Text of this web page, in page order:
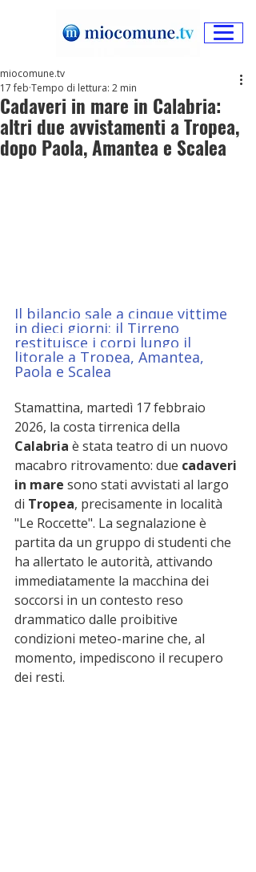
Cadaveri in mare in Calabria:
altri due avvistamenti a Tropea,
dopo Paola, Amantea e Scalea
miocomune.tv
17 feb Tempo di lettura: 2 min
Il bilancio sale a cinque vittime
in dieci giorni: il Tirreno
restituisce i corpi lungo il
litorale a Tropea, Amantea,
Paola e Scalea
Stamattina, martedì 17 febbraio
2026, la costa tirrenica della
Calabria è stata teatro di un nuovo
macabro ritrovamento: due cadaveri
in mare sono stati avvistati al largo
di Tropea, precisamente in località
"Le Roccette". La segnalazione è
partita da un gruppo di studenti che
ha allertato le autorità, attivando
immediatamente la macchina dei
soccorsi in un contesto reso
drammatico dalle proibitive
condizioni meteo-marine che, al
momento, impediscono il recupero
dei resti.